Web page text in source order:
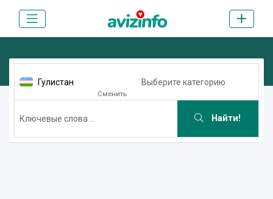
Гулистан
Сменить
Выберите категорию
Найти!